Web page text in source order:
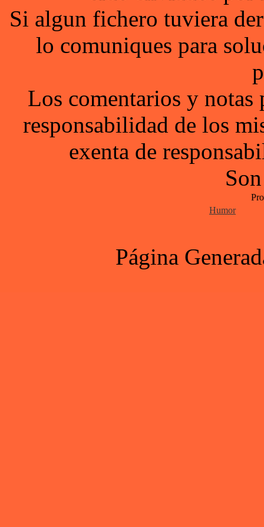
Si algun fichero tuviera
lo comuniques para
Los comentarios y notas
responsabilidad de los
exenta de
Humor
Página